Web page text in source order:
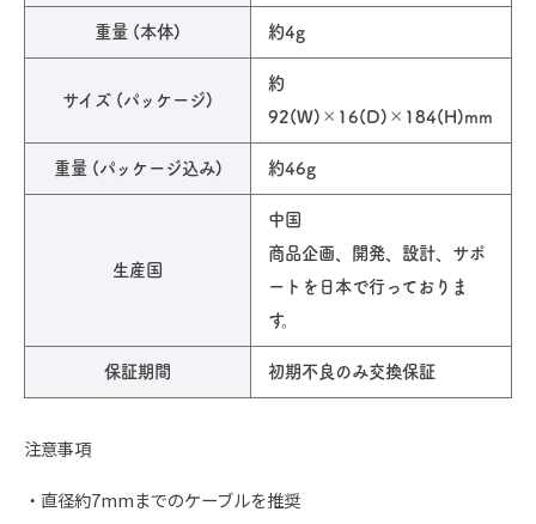
重量 (本体) 約4g
サイズ (パッケージ)
約
92(W)×16(D)×184(H)mm
重量 (パッケージ込み) 約46g
生産国
中国
商品企画、開発、設計、サポ
ートを日本で行っておりま
す。
保証期間 初期不良のみ交換保証
注意事項
・直径約7mmまでのケーブルを推奨